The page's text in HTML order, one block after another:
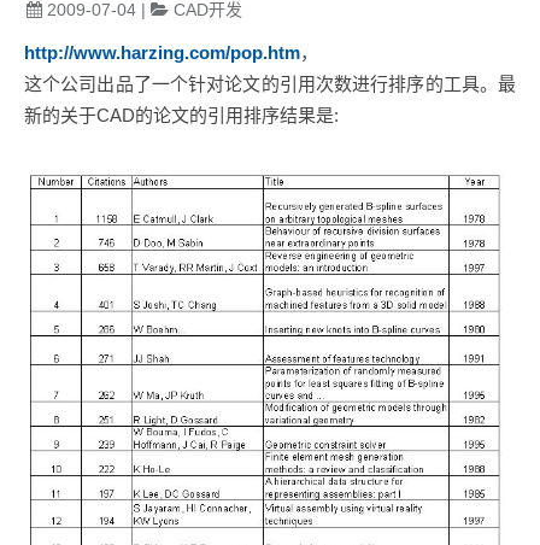
2009-07-04 | CAD开发
http://www.harzing.com/pop.htm，
这个公司出品了一个针对论文的引用次数进行排序的工具。最
新的关于CAD的论文的引用排序结果是: